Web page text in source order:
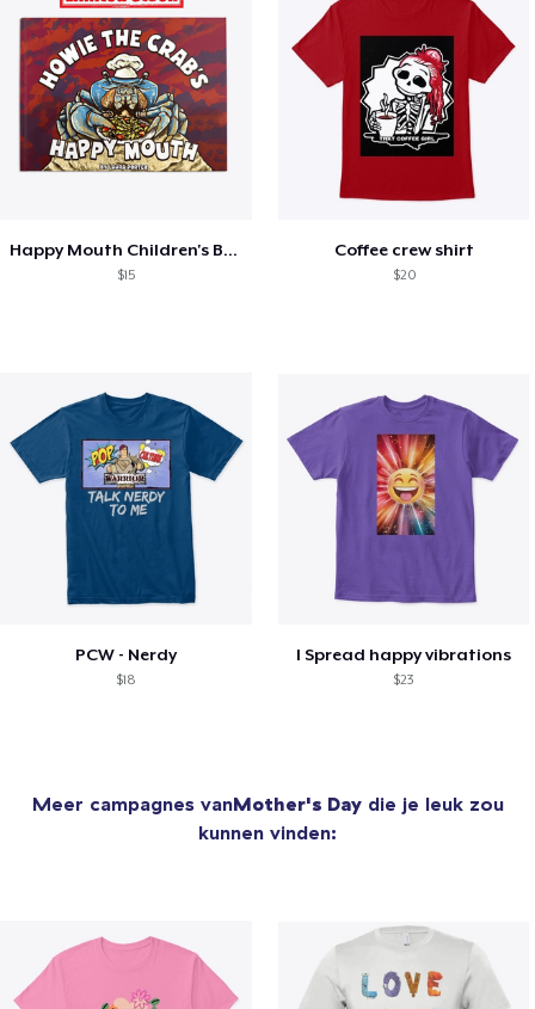
Happy Mouth Children's Book
$15
Coffee crew shirt
$20
PCW - Nerdy
$18
I Spread happy vibrations
$23
Meer campagnes vanMother's Daydie je leuk zou
kunnen vinden: